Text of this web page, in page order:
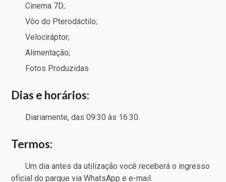
Cinema 7D;
Vôo do Pterodáctilo;
Velociráptor;
Alimentação;
Fotos Produzidas
Dias e horários:
Diariamente, das 09:30 às 16:30.
Termos:
Um dia antes da utilização você receberá o ingresso
oficial do parque via WhatsApp e e-mail.